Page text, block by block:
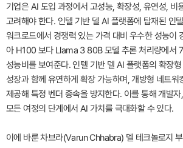
기업은 AI 도입 과정에서 고성능, 확장성, 유연성, 비
고려해야 한다. 인텔 기반 델 AI 플랫폼에 탑재된 인
워크로드에서 경쟁력 있는 가격 대비 우수한 성능이
아 H100 보다 Llama 3 80B 모델 추론 처리량에서
성능비를 보여준다. 인텔 기반 델 AI 플랫폼의 확장
성장과 함께 유연하게 확장 가능하며, 개방형 네트워
제공해 특정 벤더 종속을 방지한다. 이를 통해 개발
모든 여정의 단계에서 AI 가치를 극대화할 수 있다.
이에 바룬 차브라(Varun Chhabra) 델 테크놀로지